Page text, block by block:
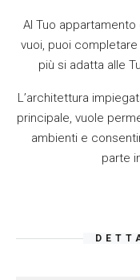
Al Tuo appartamento
vuoi, puoi completare
più si adatta alle
L’architettura
principale, vuole
ambienti e
parte